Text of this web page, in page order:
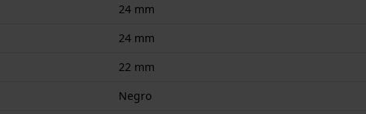
24 mm
24 mm
22 mm
Negro